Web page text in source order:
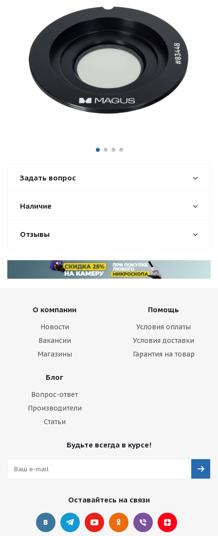
Задать вопрос
Наличие
Отзывы
О компании
Новости
Вакансии
Магазины
Помощь
Условия оплаты
Условия доставки
Гарантия на товар
Блог
Вопрос-ответ
Производители
Статьи
Будьте всегда в курсе!
Оставайтесь на связи